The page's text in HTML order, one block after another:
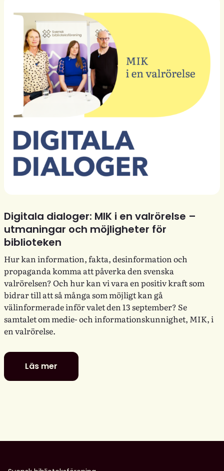
Digitala dialoger: MIK i en valrörelse –
utmaningar och möjligheter för
biblioteken
Hur kan information, fakta, desinformation och
propaganda komma att påverka den svenska
valrörelsen? Och hur kan vi vara en positiv kraft som
bidrar till att så många som möjligt kan gå
välinformerade inför valet den 13 september? Se
samtalet om medie- och informationskunnighet, MIK, i
en valrörelse.
Läs mer
Digitala
dialoger:
–
och